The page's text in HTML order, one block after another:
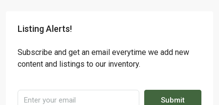
Listing Alerts!
Subscribe and get an email everytime we add new
content and listings to our inventory.
Submit